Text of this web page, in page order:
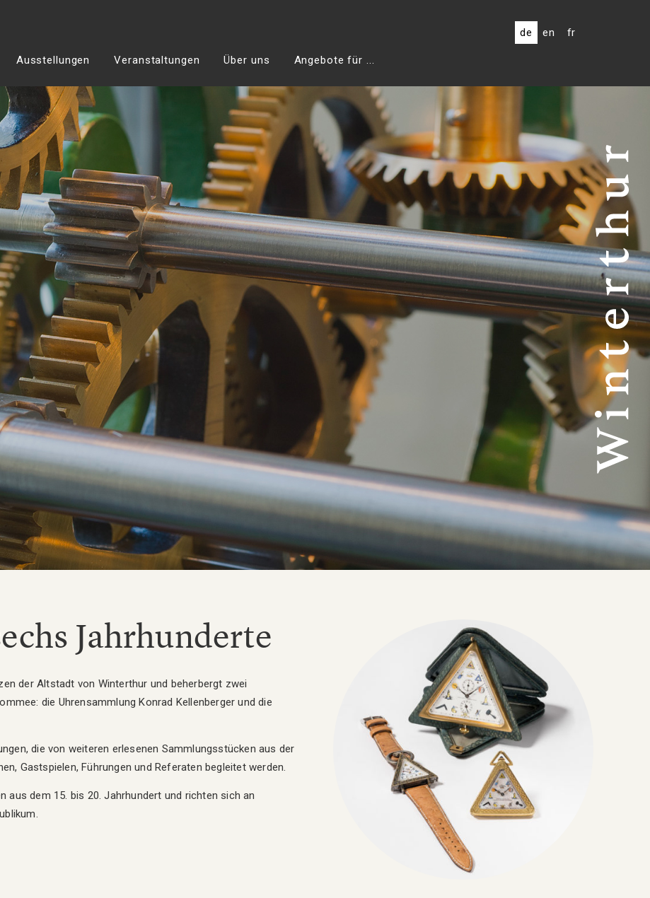
de en fr
Ausstellungen Veranstaltungen Über uns Angebote für ...
Jahrhunderte
der Altstadt von Winterthur und beherbergt zwei
die Uhrensammlung Konrad Kellenberger und die
die von weiteren erlesenen Sammlungsstücken aus der
Gastspielen, Führungen und Referaten begleitet werden.
aus dem 15. bis 20. Jahrhundert und richten sich an